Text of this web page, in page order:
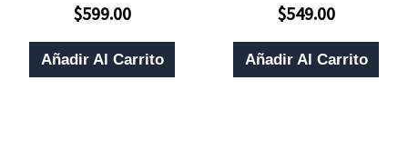
Valorado
0
De
5
$599.00
Añadir Al Carrito
Valorado
0
De
5
$549.00
Añadir Al Carrito